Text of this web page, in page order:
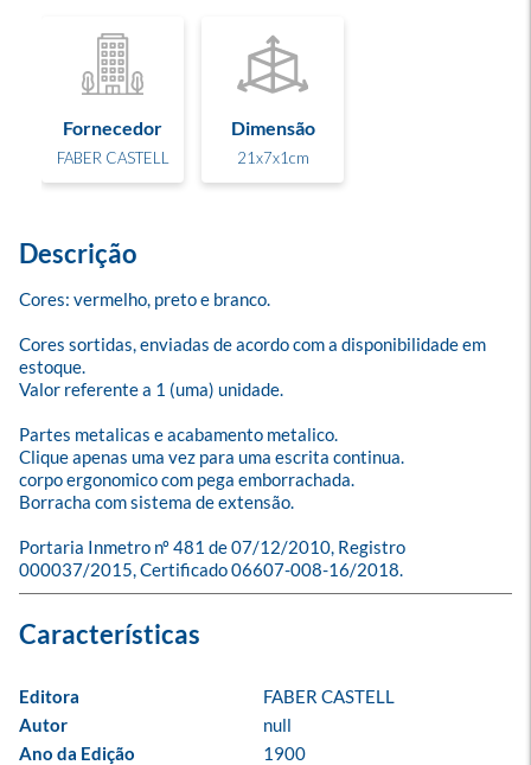
Fornecedor
FABER CASTELL
Dimensão
21x7x1cm
Descrição
Cores: vermelho, preto e branco.
Cores sortidas, enviadas de acordo com a disponibilidade em
estoque.
Valor referente a 1 (uma) unidade.
Partes metalicas e acabamento metalico.
Clique apenas uma vez para uma escrita continua.
corpo ergonomico com pega emborrachada.
Borracha com sistema de extensão.
Portaria Inmetro nº 481 de 07/12/2010, Registro
000037/2015, Certificado 06607-008-16/2018.
Editora
FABER CASTELL
Autor
null
Ano da Edição
1900